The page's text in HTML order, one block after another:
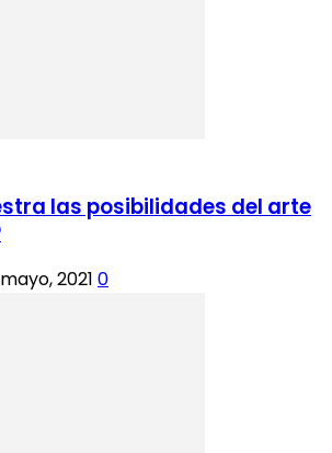
las posibilidades del arte
2021 0